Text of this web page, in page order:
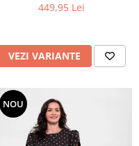
449,95 Lei
VEZI VARIANTE
NOU